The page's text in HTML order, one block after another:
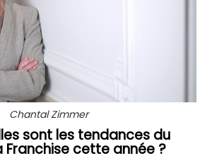
Chantal Zimmer
sont les tendances du
Franchise cette année ?